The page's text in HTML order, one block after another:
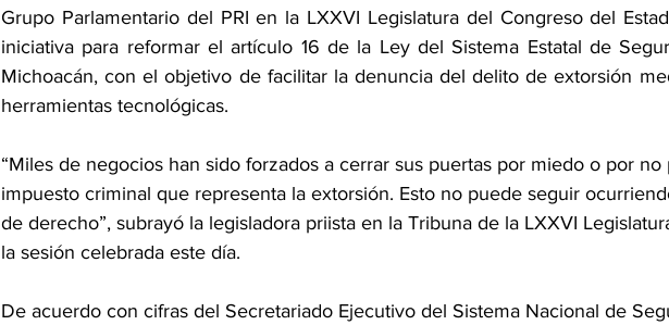
Grupo Parlamentario del PRI en la LXXVI Legislatura del Congreso del
iniciativa para reformar el artículo 16 de la Ley del Sistema Estatal de
Michoacán, con el objetivo de facilitar la denuncia del delito de extorsión
herramientas tecnológicas.
“Miles de negocios han sido forzados a cerrar sus puertas por miedo o por no
impuesto criminal que representa la extorsión. Esto no puede seguir
de derecho”, subrayó la legisladora priista en la Tribuna de la LXXVI
la sesión celebrada este día.
De acuerdo con cifras del Secretariado Ejecutivo del Sistema Nacional de